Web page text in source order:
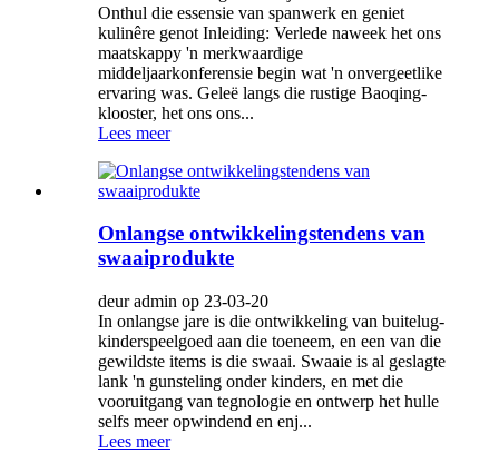
Onthul die essensie van spanwerk en geniet
kulinêre genot Inleiding: Verlede naweek het ons
maatskappy 'n merkwaardige
middeljaarkonferensie begin wat 'n onvergeetlike
ervaring was. Geleë langs die rustige Baoqing-
klooster, het ons ons...
Lees meer
Onlangse ontwikkelingstendens van
swaaiprodukte
deur admin op 23-03-20
In onlangse jare is die ontwikkeling van buitelug-
kinderspeelgoed aan die toeneem, en een van die
gewildste items is die swaai. Swaaie is al geslagte
lank 'n gunsteling onder kinders, en met die
vooruitgang van tegnologie en ontwerp het hulle
selfs meer opwindend en enj...
Lees meer